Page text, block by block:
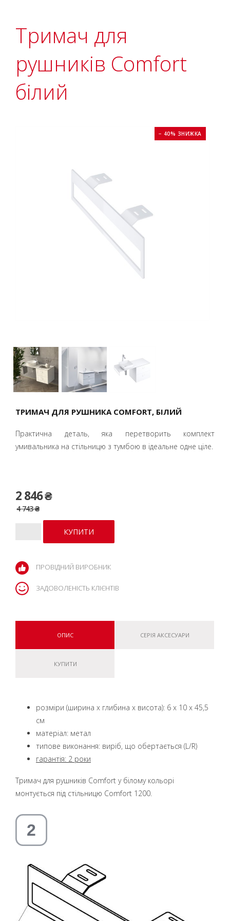
Тримач для
рушників Comfort
білий
− 40% ЗНИЖКА
ТРИМАЧ ДЛЯ РУШНИКА COMFORT, БІЛИЙ
Практична деталь, яка перетворить комплект
умивальника на стільницю з тумбою в ідеальне одне ціле.
2 846 ₴
4 743 ₴
ПРОВІДНИЙ ВИРОБНИК
ЗАДОВОЛЕНІСТЬ КЛІЄНТІВ
ОПИС СЕРІЯ АКСЕСУАРИ
КУПИТИ
розміри (ширина x глибина x висота): 6 x 10 x 45,5
см
матеріал: метал
типове виконання: виріб, що обертається (L/R)
гарантія: 2 роки
Тримач для рушників Comfort у білому кольорі
монтується під стільницю Comfort 1200.